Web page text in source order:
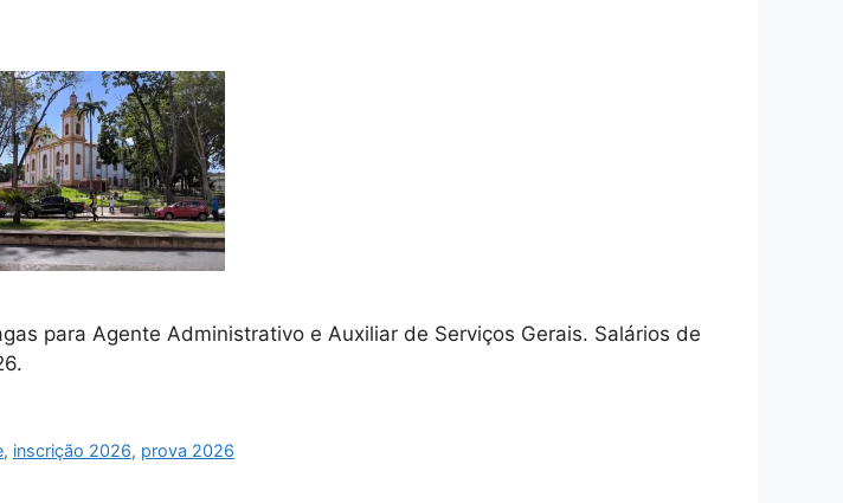
para Agente Administrativo e Auxiliar de Serviços Gerais. Salários de
, inscrição 2026, prova 2026